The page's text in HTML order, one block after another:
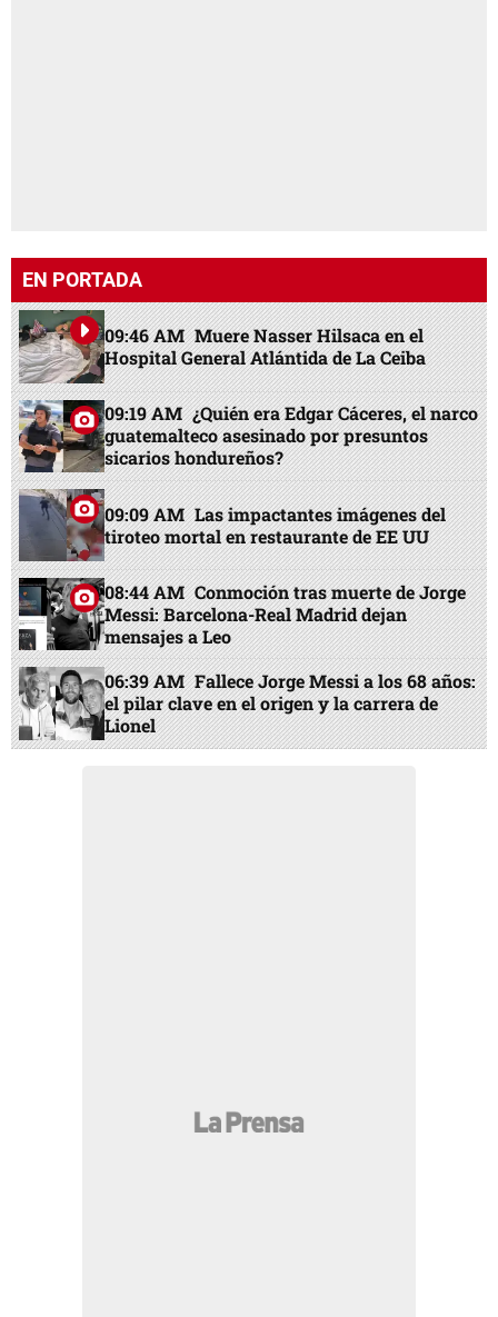
EN PORTADA
09:46 AM Muere Nasser Hilsaca en el
Hospital General Atlántida de La Ceiba
09:19 AM ¿Quién era Edgar Cáceres, el narco
guatemalteco asesinado por presuntos
sicarios hondureños?
09:09 AM Las impactantes imágenes del
tiroteo mortal en restaurante de EE UU
08:44 AM Conmoción tras muerte de Jorge
Messi: Barcelona-Real Madrid dejan
mensajes a Leo
06:39 AM Fallece Jorge Messi a los 68 años:
el pilar clave en el origen y la carrera de
Lionel